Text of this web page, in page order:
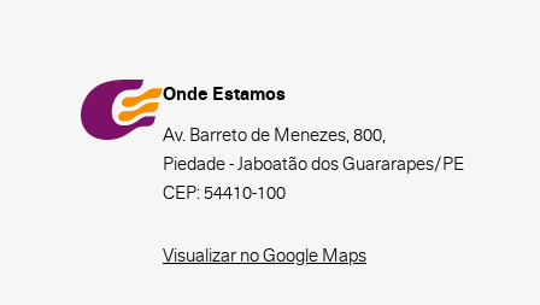
Onde Estamos
Av. Barreto de Menezes, 800,
Piedade - Jaboatão dos Guararapes/PE
CEP: 54410-100
Visualizar no Google Maps